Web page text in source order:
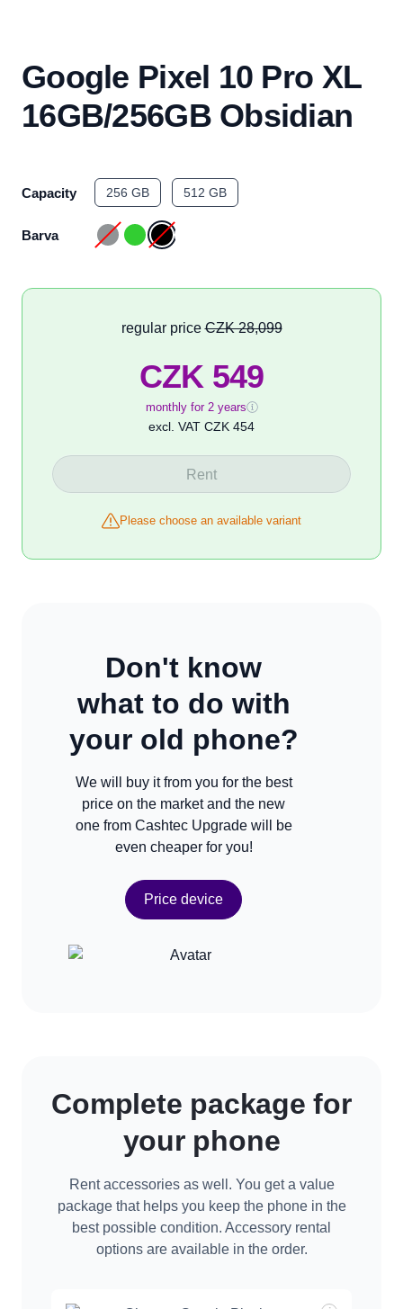
Google Pixel 10 Pro XL
16GB/256GB Obsidian
Capacity 256 GB 512 GB
Barva
regular priceCZK 28,099
CZK 549
monthly for 2 years
excl. VAT CZK 454
Rent
Please choose an available variant
Don't know
what to do with
your old phone?
We will buy it from you for the best
price on the market and the new
one from Cashtec Upgrade will be
even cheaper for you!
Price device
Complete package for
your phone
Rent accessories as well. You get a value
package that helps you keep the phone in the
best possible condition. Accessory rental
options are available in the order.